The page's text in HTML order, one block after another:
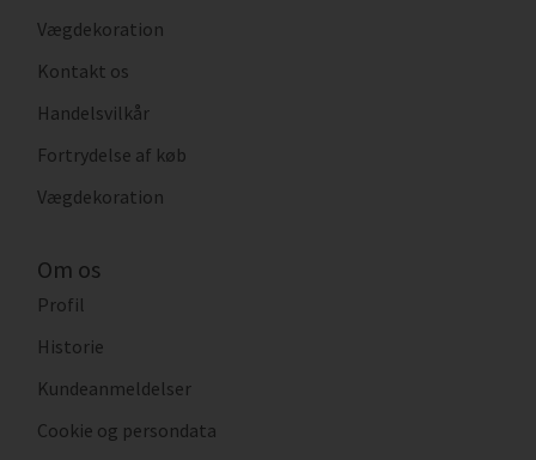
Vægdekoration
Kontakt os
Handelsvilkår
Fortrydelse af køb
Vægdekoration
Om os
Profil
Historie
Kundeanmeldelser
Cookie og persondata